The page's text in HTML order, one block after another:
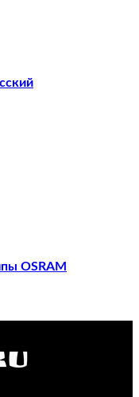
OSRAM